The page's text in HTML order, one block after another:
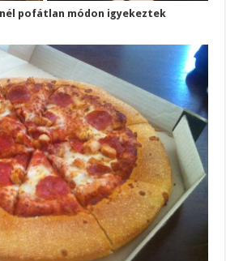
pofátlan módon igyekeztek